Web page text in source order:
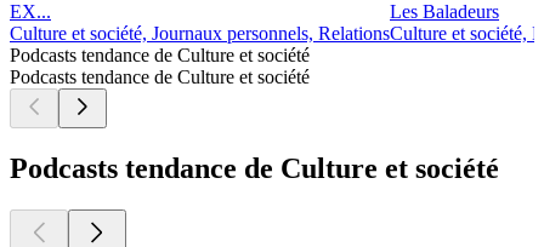
EX...
Culture et société, Journaux personnels, Relations
Les Baladeurs
Culture et société,
Podcasts tendance de Culture et société
Podcasts tendance de Culture et société
Podcasts tendance de Culture et société